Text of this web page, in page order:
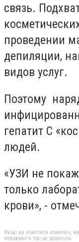
связь.
проведении
депиляции,
видов услуг.
Поэтому
гепатит С
людей.
«УЗИ не
только
крови», -
Якщо ви помітили помилку,
повідомити про це редакцію